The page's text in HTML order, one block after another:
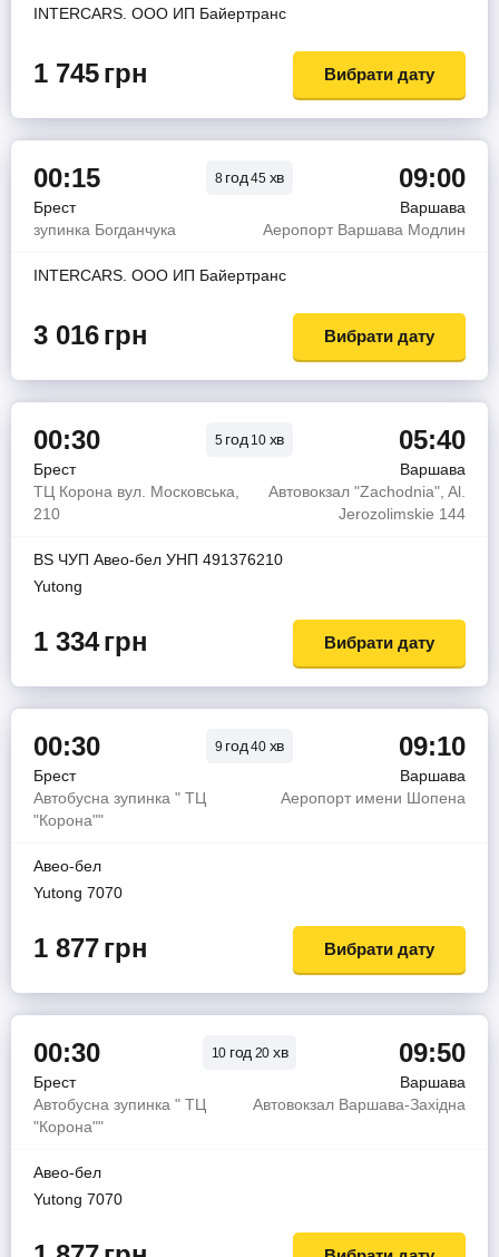
INTERCARS. ООО ИП Байертранс
1 745грн Вибрати дату
00:15 8 год45 хв 09:00
Брест
Варшава
зупинка Богданчука
Аеропорт Варшава Модлин
INTERCARS. ООО ИП Байертранс
3 016грн Вибрати дату
00:30 5 год10 хв 05:40
Брест
Варшава
ТЦ Корона вул. Московська,
210
Автовокзал "Zachodnia", Al.
Jerozolimskie 144
BS ЧУП Авео-бел УНП 491376210
Yutong
1 334грн Вибрати дату
00:30 9 год40 хв 09:10
Брест
Варшава
Автобусна зупинка " ТЦ
"Корона""
Аеропорт имени Шопена
Авео-бел
Yutong 7070
1 877грн Вибрати дату
00:30 10 год 20 хв 09:50
Брест
Варшава
Автобусна зупинка " ТЦ
"Корона""
Автовокзал Варшава-Західна
Авео-бел
Yutong 7070